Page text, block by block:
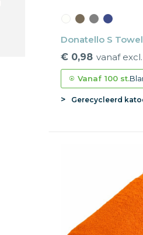
Donatello S Towel
€ 0,98 vanaf
Vanaf 100 st.
Gerecycleerd